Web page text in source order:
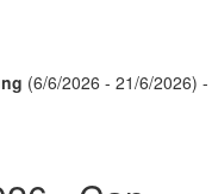
(6/6/2026 - 21/6/2026) -